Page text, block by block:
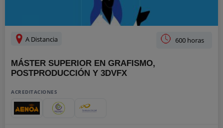
A Distancia 600 horas
MÁSTER SUPERIOR EN GRAFISMO,
POSTPRODUCCIÓN Y 3DVFX
ACREDITACIONES